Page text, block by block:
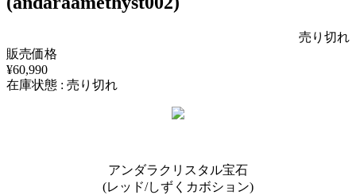
売り切れ
販売価格
¥60,990
在庫状態 : 売り切れ
アンダラクリスタル宝石
(レッド/しずくカボション)